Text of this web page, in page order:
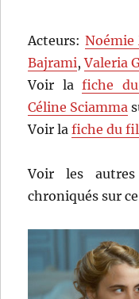
Acteurs:
Bajrami,Valeria
Voir lafiche
Céline Sciamma
Voir lafiche du
Voir les
chroniqués sur